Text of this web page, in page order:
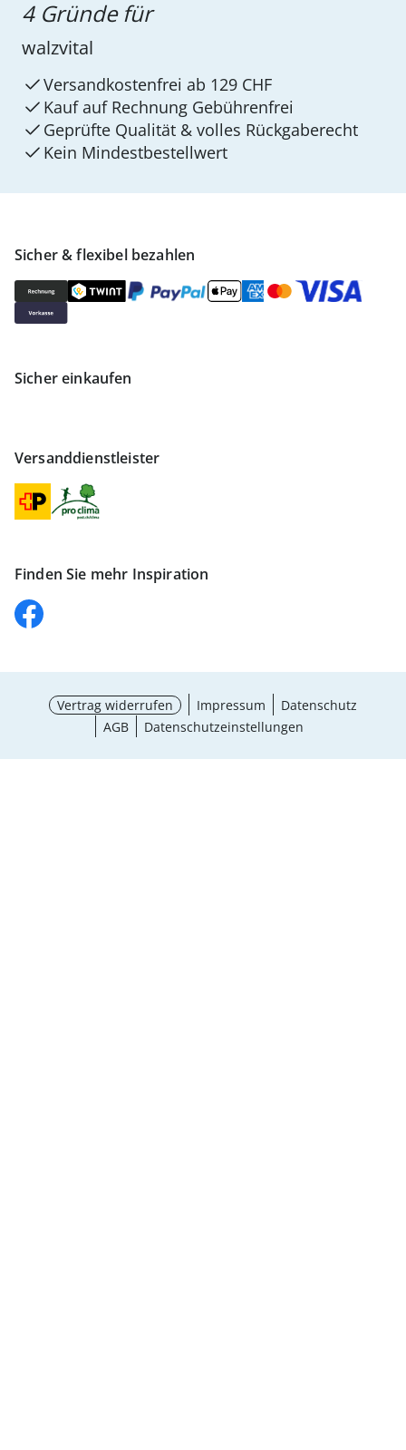
Sicher & flexibel bezahlen
Sicher einkaufen
Versanddienstleister
Finden Sie mehr Inspiration
4 Gründe für
walzvital
Versandkostenfrei ab 129 CHF
Kauf auf Rechnung Gebührenfrei
Geprüfte Qualität & volles Rückgaberecht
Kein Mindest­bestellwert
Vertrag widerrufen Impressum
Datenschutz
AGB
Datenschutzeinstellungen